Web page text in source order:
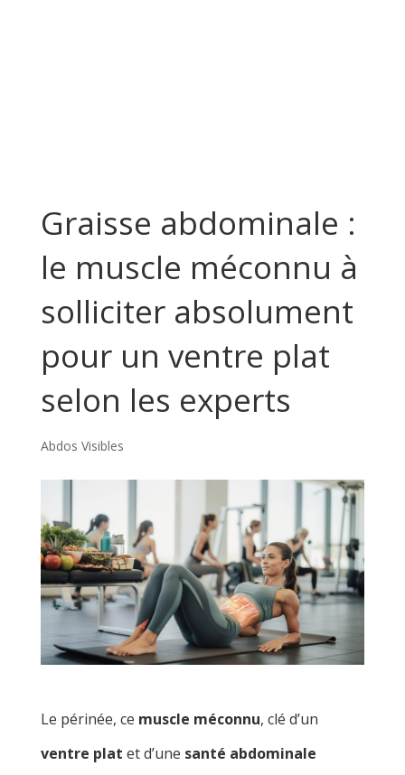
Graisse abdominale :
le muscle méconnu à
solliciter absolument
pour un ventre plat
selon les experts
Abdos Visibles
Le périnée, ce muscle méconnu, clé d’un
ventre plat et d’une santé abdominale